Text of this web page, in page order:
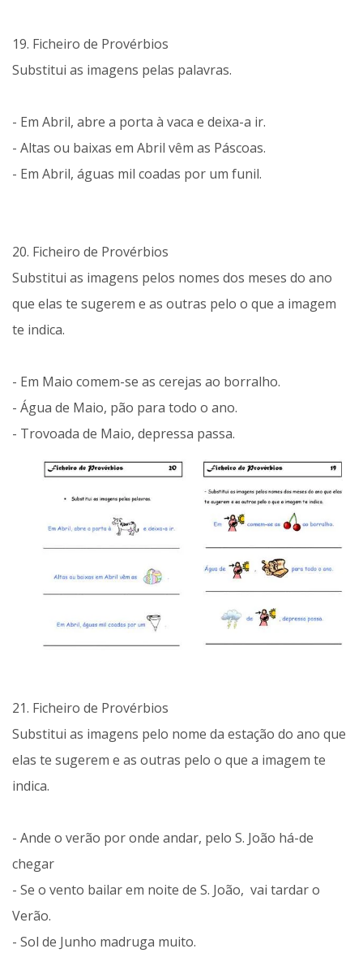
19. Ficheiro de Provérbios
Substitui as imagens pelas palavras.
- Em Abril, abre a porta à vaca e deixa-a ir.
- Altas ou baixas em Abril vêm as Páscoas.
- Em Abril, águas mil coadas por um funil.
20. Ficheiro de Provérbios
Substitui as imagens pelos nomes dos meses do ano
que elas te sugerem e as outras pelo o que a imagem
te indica.
- Em Maio comem-se as cerejas ao borralho.
- Água de Maio, pão para todo o ano.
- Trovoada de Maio, depressa passa.
21. Ficheiro de Provérbios
Substitui as imagens pelo nome da estação do ano que
elas te sugerem e as outras pelo o que a imagem te
indica.
- Ande o verão por onde andar, pelo S. João há-de
chegar
- Se o vento bailar em noite de S. João, vai tardar o
Verão.
- Sol de Junho madruga muito.